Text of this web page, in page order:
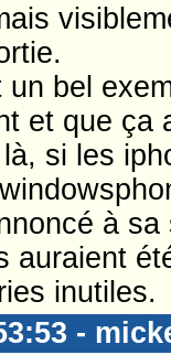
bel
et que ça
si les
à
auraient
inutiles.
-